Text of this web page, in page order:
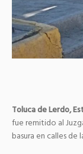
Toluca de Lerdo,
fue remitido al
basura en calles de